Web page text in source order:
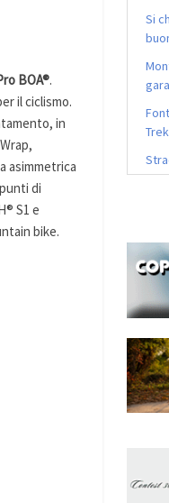
BOA®.
il ciclismo.
in
asimmetrica
di
S1 e
bike.
Si
Trek